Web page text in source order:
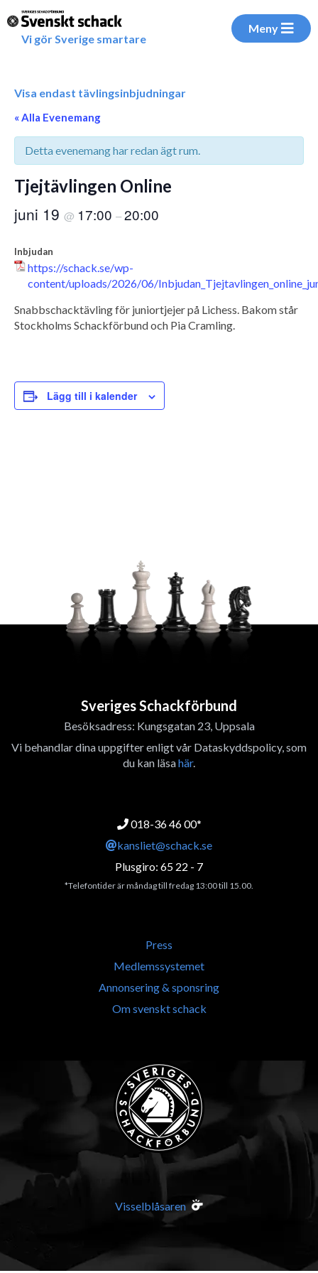
Vi gör Sverige smartare
Meny
Visa endast tävlingsinbjudningar
« Alla Evenemang
Detta evenemang har redan ägt rum.
Tjejtävlingen Online
juni 19 @ 17:00 –20:00
Inbjudan
https://schack.se/wp-
content/uploads/2026/06/
Snabbschacktävling för juniortjejer på Lichess. Bakom står
Stockholms Schackförbund och Pia Cramling.
Lägg till i kalender
Sveriges Schackförbund
Besöksadress: Kungsgatan 23, Uppsala
Vi behandlar dina uppgifter enligt vår Dataskyddspolicy, som
du kan läsahär.
018-36 46 00*
kansliet@schack.se
Plusgiro: 65 22 - 7
*Telefontider är måndag till fredag 13:00 till 15.00.
Press
Medlemssystemet
Annonsering & sponsring
Om svenskt schack
Visselblåsaren